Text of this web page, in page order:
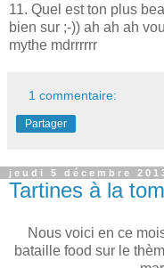
11. Quel est ton plus
bien sur ;-)) ah ah ah
mythe mdrrrrrr
1 commentaire:
Partager
jeudi 5 décembre
Tartines à la
Nous voici en ce
bataille food sur le